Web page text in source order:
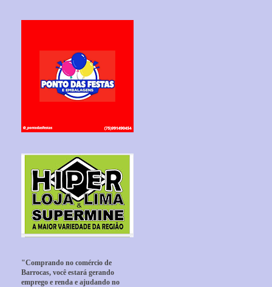
"Comprando no comércio de
Barrocas, você estará gerando
emprego e renda e ajudando no